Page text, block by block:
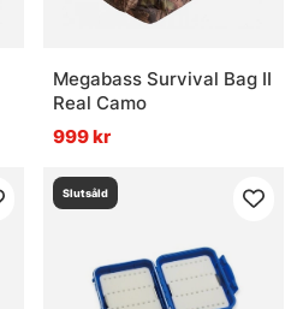
Megabass Survival Bag II
Real Camo
999 kr
Slutsåld